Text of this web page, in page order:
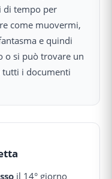
di tempo per
come muovermi,
e quindi
o si può trovare un
tutti i documenti
il 14° giorno